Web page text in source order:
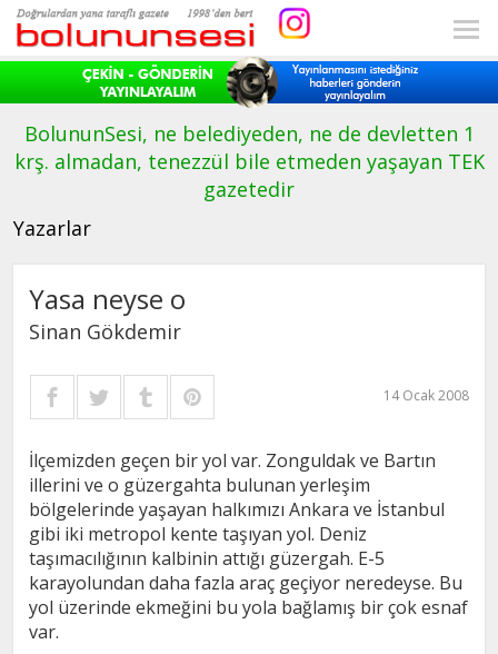
BolununSesi, ne belediyeden, ne de devletten 1
krş. almadan, tenezzül bile etmeden yaşayan TEK
gazetedir
Yazarlar
Yasa neyse o
Sinan Gökdemir
14 Ocak 2008
İlçemizden geçen bir yol var. Zonguldak ve Bartın
illerini ve o güzergahta bulunan yerleşim
bölgelerinde yaşayan halkımızı Ankara ve İstanbul
gibi iki metropol kente taşıyan yol. Deniz
taşımacılığının kalbinin attığı güzergah. E-5
karayolundan daha fazla araç geçiyor neredeyse. Bu
yol üzerinde ekmeğini bu yola bağlamış bir çok esnaf
var.